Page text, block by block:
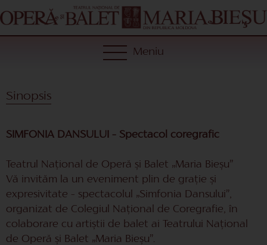
Meniu
Sinopsis
SIMFONIA DANSULUI – Spectacol coregrafic
Teatrul Național de Operă și Balet „Maria Bieșu”
Vă invităm la un eveniment plin de grație și
expresivitate – spectacolul „Simfonia Dansului”,
organizat de Colegiul Național de Coregrafie, în
colaborare cu artiștii de balet ai Teatrului Național
de Operă și Balet „Maria Bieșu”.